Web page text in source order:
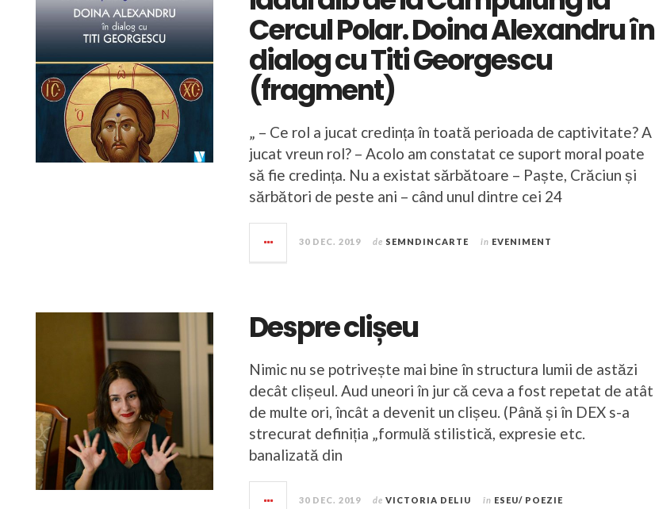
Cercul Polar. Doina Alexandru în
dialog cu Titi Georgescu
(fragment)
„ – Ce rol a jucat credința în toată perioada de captivitate? A
jucat vreun rol? – Acolo am constatat ce suport moral poate
să fie credința. Nu a existat sărbătoare – Paște, Crăciun și
sărbători de peste ani – când unul dintre cei 24
30 DEC. 2019 de SEMNDINCARTE în EVENIMENT
Despre clișeu
Nimic nu se potrivește mai bine în structura lumii de astăzi
decât clișeul. Aud uneori în jur că ceva a fost repetat de atât
de multe ori, încât a devenit un clișeu. (Până și în DEX s-a
strecurat definiția „formulă stilistică, expresie etc.
banalizată din
30 DEC. 2019 de VICTORIA DELIU în ESEU/ POEZIE